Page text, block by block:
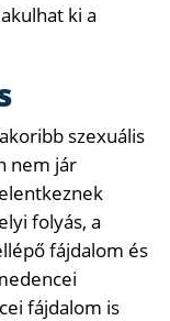
ki a
szexuális
nem jár
folyás, a
fájdalom és
fájdalom is